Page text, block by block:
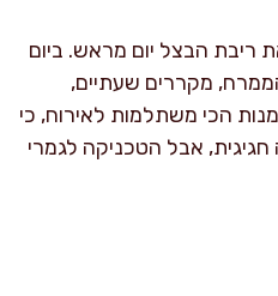
ריבת הבצל יום מראש. ביום
מקררים שעתיים,
הכי משתלמות לאירוח, כי
אבל הטכניקה לגמרי